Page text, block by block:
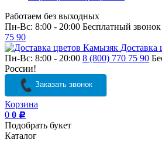
Работаем без выходных
Пн-Вс: 8:00 - 20:00 Бесплатный
75 90
Доставка
Пн-Вс: 8:00 - 20:00 8 (800) 770 75 90
России!
Заказать звонок
Корзина
0 0 Р
Подобрать букет
Каталог